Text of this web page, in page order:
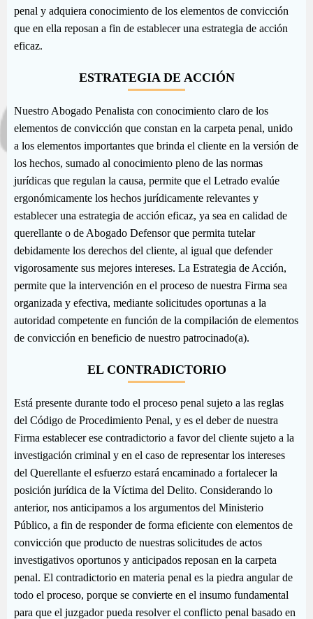
penal y adquiera conocimiento de los elementos de convicción
que en ella reposan a fin de establecer una estrategia de acción
eficaz.
ESTRATEGIA DE ACCIÓN
Nuestro Abogado Penalista con conocimiento claro de los
elementos de convicción que constan en la carpeta penal, unido
a los elementos importantes que brinda el cliente en la versión de
los hechos, sumado al conocimiento pleno de las normas
jurídicas que regulan la causa, permite que el Letrado evalúe
ergonómicamente los hechos jurídicamente relevantes y
establecer una estrategia de acción eficaz, ya sea en calidad de
querellante o de Abogado Defensor que permita tutelar
debidamente los derechos del cliente, al igual que defender
vigorosamente sus mejores intereses. La Estrategia de Acción,
permite que la intervención en el proceso de nuestra Firma sea
organizada y efectiva, mediante solicitudes oportunas a la
autoridad competente en función de la compilación de elementos
de convicción en beneficio de nuestro patrocinado(a).
EL CONTRADICTORIO
Está presente durante todo el proceso penal sujeto a las reglas
del Código de Procedimiento Penal, y es el deber de nuestra
Firma establecer ese contradictorio a favor del cliente sujeto a la
investigación criminal y en el caso de representar los intereses
del Querellante el esfuerzo estará encaminado a fortalecer la
posición jurídica de la Víctima del Delito. Considerando lo
anterior, nos anticipamos a los argumentos del Ministerio
Público, a fin de responder de forma eficiente con elementos de
convicción que producto de nuestras solicitudes de actos
investigativos oportunos y anticipados reposan en la carpeta
penal. El contradictorio en materia penal es la piedra angular de
todo el proceso, porque se convierte en el insumo fundamental
para que el juzgador pueda resolver el conflicto penal basado en